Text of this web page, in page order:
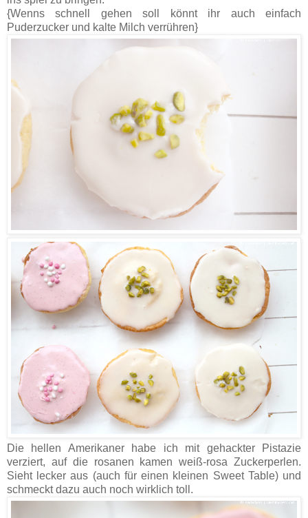
{Wenns schnell gehen soll könnt ihr auch einfach
Puderzucker und kalte Milch verrühren}
Die hellen Amerikaner habe ich mit gehackter Pistazie
verziert, auf die rosanen kamen weiß-rosa Zuckerperlen.
Sieht lecker aus (auch für einen kleinen Sweet Table) und
schmeckt dazu auch noch wirklich toll.